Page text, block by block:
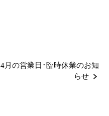
4月の営業日･臨時休業のお知
らせ